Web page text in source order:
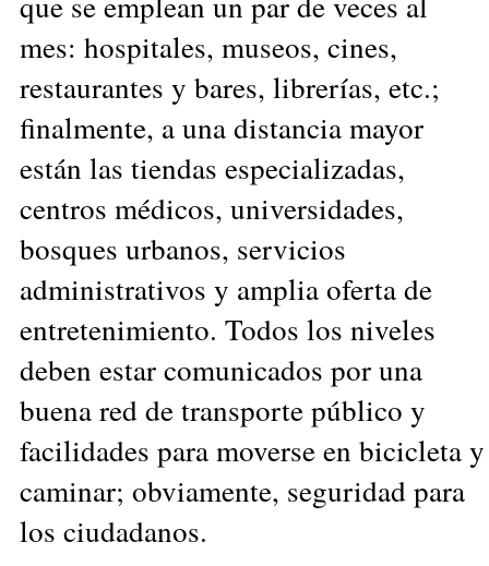
mes: hospitales, museos, cines,
restaurantes y bares, librerías, etc.;
finalmente, a una distancia mayor
están las tiendas especializadas,
centros médicos, universidades,
bosques urbanos, servicios
administrativos y amplia oferta de
entretenimiento. Todos los niveles
deben estar comunicados por una
buena red de transporte público y
facilidades para moverse en bicicleta y
caminar; obviamente, seguridad para
los ciudadanos.